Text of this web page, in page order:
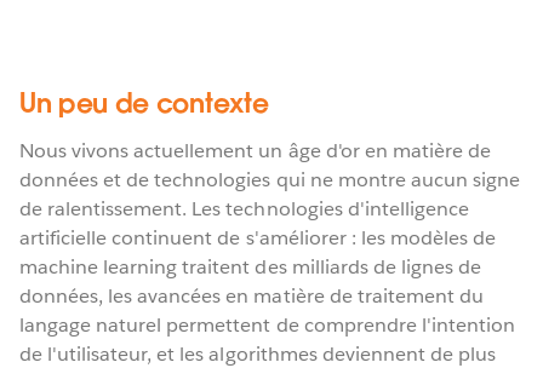
Un peu de contexte
Nous vivons actuellement un âge d'or en matière de
données et de technologies qui ne montre aucun signe
de ralentissement. Les technologies d'intelligence
artificielle continuent de s'améliorer : les modèles de
machine learning traitent des milliards de lignes de
données, les avancées en matière de traitement du
langage naturel permettent de comprendre l'intention
de l'utilisateur, et les algorithmes deviennent de plus